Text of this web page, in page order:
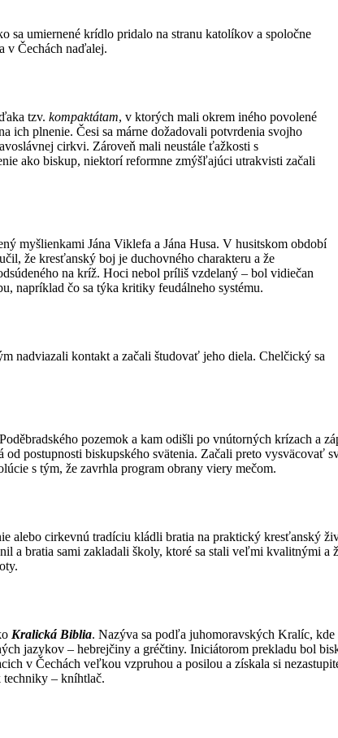
sa umiernené krídlo pridalo na stranu katolíkov a spoločne
v Čechách naďalej.
tzv. kompaktátam, v ktorých mali okrem iného povolené
ich plnenie. Česi sa márne dožadovali potvrdenia svojho
cirkvi. Zároveň mali neustále ťažkosti s
ako biskup, niektorí reformne zmýšľajúci utrakvisti začali
myšlienkami Jána Viklefa a Jána Husa. V husitskom období
že kresťanský boj je duchovného charakteru a že
na kríž. Hoci nebol príliš vzdelaný – bol vidiečan
napríklad čo sa týka kritiky feudálneho systému.
nadviazali kontakt a začali študovať jeho diela. Chelčický sa
pozemok a kam odišli po vnútorných krízach a
postupnosti biskupského svätenia. Začali preto vysväcovať
s tým, že zavrhla program obrany viery mečom.
alebo cirkevnú tradíciu kládli bratia na praktický kresťanský
a bratia sami zakladali školy, ktoré sa stali veľmi kvalitnými a
Kralická Biblia. Nazýva sa podľa juhomoravských Kralíc, kde
jazykov – hebrejčiny a gréčtiny. Iniciátorom prekladu bol
v Čechách veľkou vzpruhou a posilou a získala si
techniky – kníhtlač.